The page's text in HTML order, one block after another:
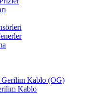
Gerilim Kablo (OG)
Kablo